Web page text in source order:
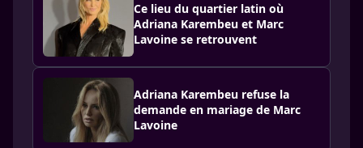
Ce lieu du quartier latin où
Adriana Karembeu et Marc
Lavoine se retrouvent
Adriana Karembeu refuse la
demande en mariage de Marc
Lavoine